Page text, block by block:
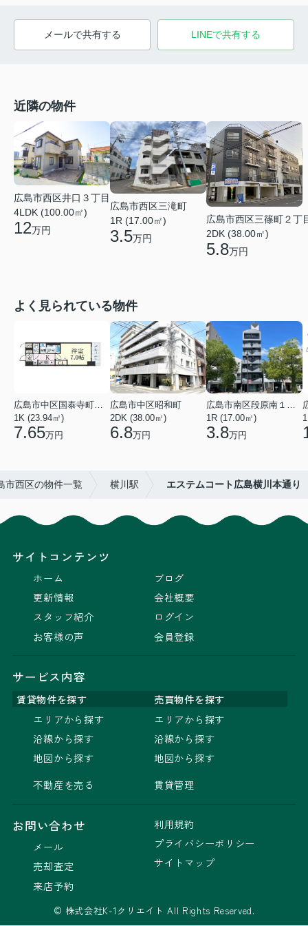
メールで共有する LINEで共有する
近隣の物件
広島市西区井口３丁目
4LDK (100.00㎡)
12万円
広島市西区三滝町
1R (17.00㎡)
3.5万円
広島市西区三篠町２丁
2DK (38.00㎡)
5.8万円
よく見られている物件
広島市中区国泰寺町２丁目
1K (23.94㎡)
7.65万円
広島市中区昭和町
2DK (38.00㎡)
6.8万円
広島市南区段原南１丁目
1R (17.00㎡)
3.8万円
市西区の物件一覧 横川駅 エステムコート広島横川本通り
サイトコンテンツ
ホーム
更新情報
スタッフ紹介
お客様の声
ブログ
会社概要
ログイン
会員登録
サービス内容
賃貸物件を探す
売買物件を探す
エリアから探す
沿線から探す
地図から探す
不動産を売る
エリアから探す
沿線から探す
地図から探す
賃貸管理
お問い合わせ
メール
売却査定
来店予約
利用規約
プライバシーポリシー
サイトマップ
© 株式会社K-1クリエイト All Rights Reserved.